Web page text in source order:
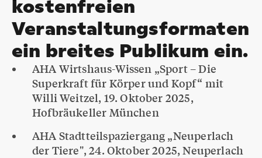
kostenfreien
Veranstaltungsformaten
ein breites Publikum ein.
AHA Wirtshaus-Wissen „Sport – Die
Superkraft für Körper und Kopf“ mit
Willi Weitzel, 19. Oktober 2025,
Hofbräukeller München
AHA Stadtteilspaziergang „Neuperlach
der Tiere", 24. Oktober 2025, Neuperlach